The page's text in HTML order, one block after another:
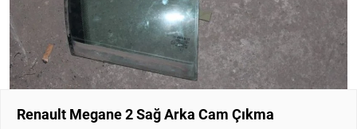
Renault Megane 2 Sağ Arka Cam Çıkma